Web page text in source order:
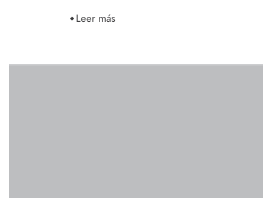
Leer más